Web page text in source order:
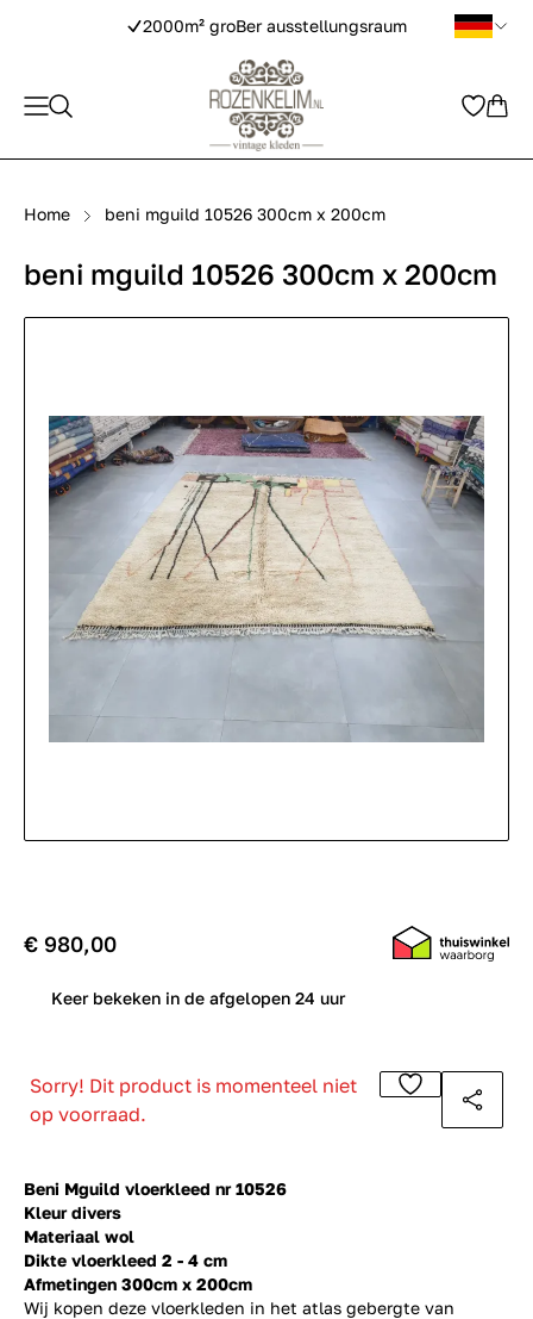
2000m² groBer ausstellungsraum
Home beni mguild 10526 300cm x 200cm
beni mguild 10526 300cm x 200cm
Beni Mguild vloerkleed nr 10526
Kleur divers
Materiaal wol
Dikte vloerkleed 2 - 4 cm
Afmetingen 300cm x 200cm
Wij kopen deze vloerkleden in het atlas gebergte van
€ 980,00
Keer bekeken in de afgelopen 24 uur
Sorry! Dit product is momenteel niet
op voorraad.